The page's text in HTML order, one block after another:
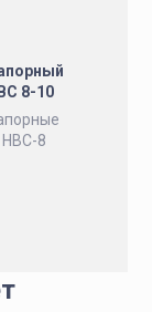
8-10
НВС-8